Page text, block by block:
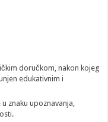
doručkom, nakon kojeg
edukativnim i
znaku upoznavanja,